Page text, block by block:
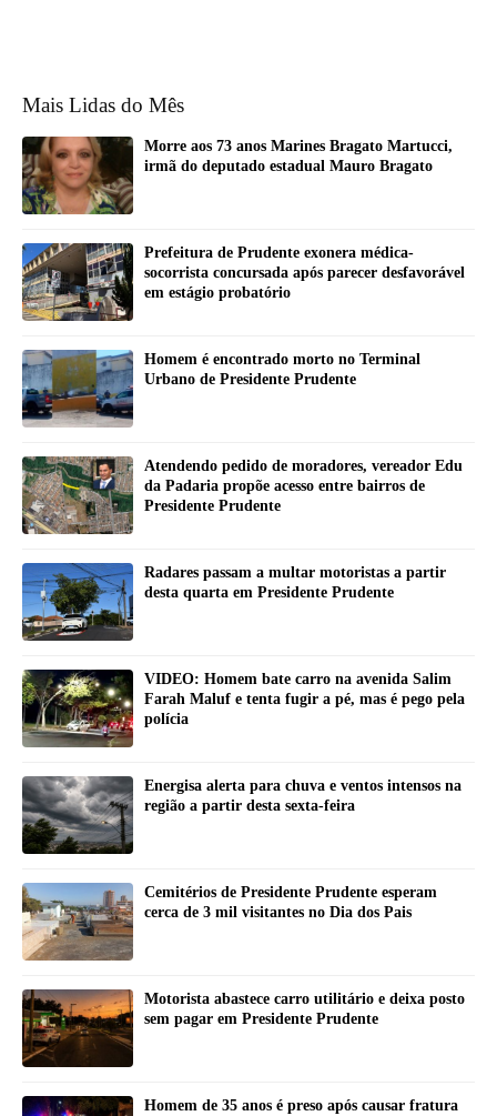
Mais Lidas do Mês
Morre aos 73 anos Marines Bragato Martucci,
irmã do deputado estadual Mauro Bragato
Prefeitura de Prudente exonera médica-
socorrista concursada após parecer desfavorável
em estágio probatório
Homem é encontrado morto no Terminal
Urbano de Presidente Prudente
Atendendo pedido de moradores, vereador Edu
da Padaria propõe acesso entre bairros de
Presidente Prudente
Radares passam a multar motoristas a partir
desta quarta em Presidente Prudente
VIDEO: Homem bate carro na avenida Salim
Farah Maluf e tenta fugir a pé, mas é pego pela
polícia
Energisa alerta para chuva e ventos intensos na
região a partir desta sexta-feira
Cemitérios de Presidente Prudente esperam
cerca de 3 mil visitantes no Dia dos Pais
Motorista abastece carro utilitário e deixa posto
sem pagar em Presidente Prudente
Homem de 35 anos é preso após causar fratura